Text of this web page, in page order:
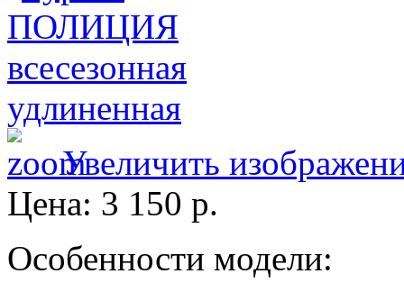
Увеличить
Цена: 3 150 р.
Особенности модели: